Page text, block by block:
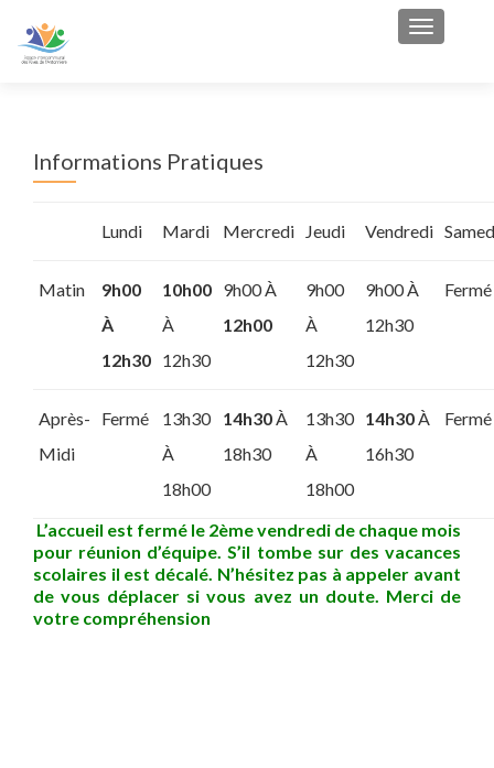
Afficher/
Informations Pratiques
Lundi Mardi Mercredi Jeudi Vendredi
Matin
9h00
À
12h30
10h00
À
12h30
9h00 À
12h00
9h00
À
12h30
9h00 À
12h30
Fermé
Après-
Midi
Fermé
13h30
À
18h00
14h30À
18h30
13h30
À
18h00
14h30À
16h30
Fermé
L’accueil est fermé le 2ème vendredi de chaque mois
pour réunion d’équipe. S’il tombe sur des vacances
scolaires il est décalé. N’hésitez pas à appeler avant
de vous déplacer si vous avez un doute. Merci de
votre compréhension